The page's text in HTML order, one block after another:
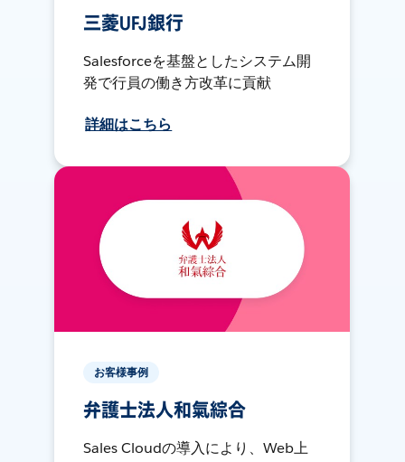
三菱UFJ銀行
Salesforceを基盤としたシステム開
発で行員の働き方改革に貢献
詳細はこちら
お客様事例
弁護士法人和氣綜合
Sales Cloudの導入により、Web上